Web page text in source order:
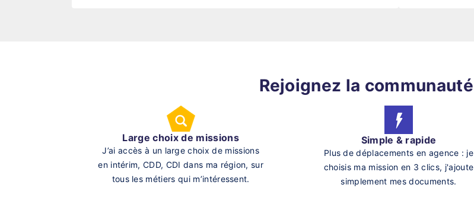
Rejoignez la communauté
Large choix de missions
J’ai accès à un large choix de missions
en intérim, CDD, CDI dans ma région, sur
tous les métiers qui m’intéressent.
Simple & rapide
Plus de déplacements en agence : je
choisis ma mission en 3 clics, j'ajoute
simplement mes documents.